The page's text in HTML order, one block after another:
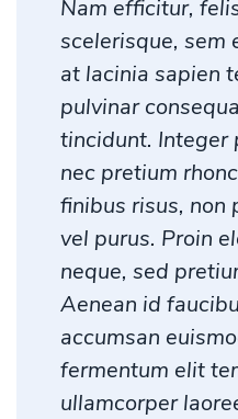
Nam efficitur,
scelerisque, sem
at lacinia sapien
pulvinar
tincidunt. Integer
nec pretium
finibus risus, non
vel purus. Proin
neque, sed
Aenean id
accumsan
fermentum elit
ullamcorper